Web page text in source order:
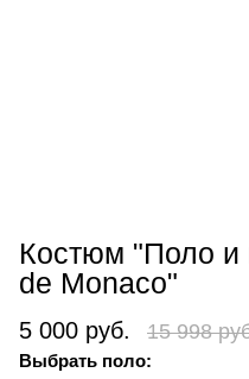
Костюм "Поло и
de Monaco"
5 000 руб. 15 998
Выбрать поло: